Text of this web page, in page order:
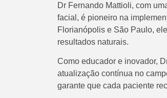
Dr Fernando Mattioli, com
facial, é pioneiro na
Florianópolis e São Paulo,
resultados naturais.
Como educador e inovador,
atualização contínua no
garante que cada paciente